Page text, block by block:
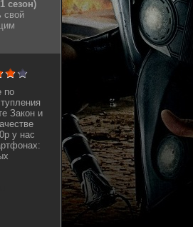
сезон)
свой
по
Закон и
у нас